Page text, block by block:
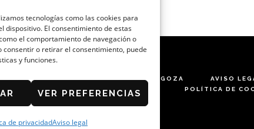
tecnologías como las cookies para
dispositivo. El consentimiento de estas
el comportamiento de navegación o
consentir o retirar el consentimiento, puede
y funciones.
VER PREFERENCIAS
de privacidadAviso legal
DE CAFÉS Y BARES DE ZARAGOZA AVISO
POLÍTICA DE